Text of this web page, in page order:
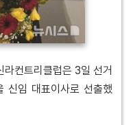
컨트리클럽은 3일 선거
신임 대표이사로 선출했